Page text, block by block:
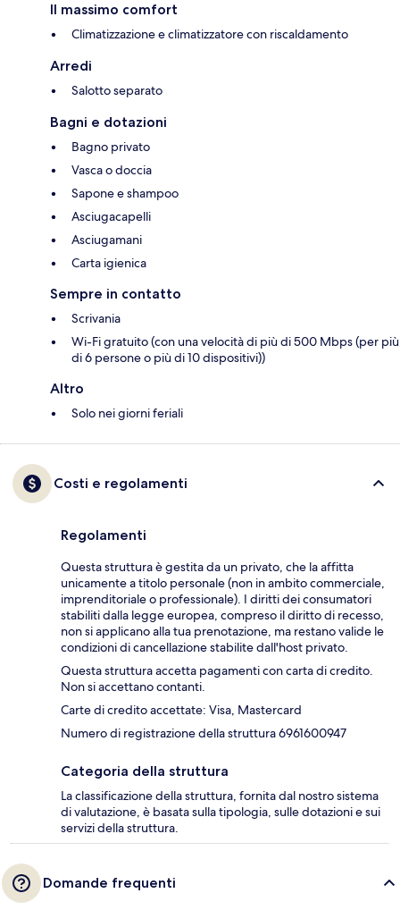
Il massimo comfort
Climatizzazione e climatizzatore con riscaldamento
Arredi
Salotto separato
Bagni e dotazioni
Bagno privato
Vasca o doccia
Sapone e shampoo
Asciugacapelli
Asciugamani
Carta igienica
Sempre in contatto
Scrivania
Wi-Fi gratuito (con una velocità di più di 500 Mbps (per più
di 6 persone o più di 10 dispositivi))
Altro
Solo nei giorni feriali
Costi e regolamenti
Regolamenti
Questa struttura è gestita da un privato, che la affitta
unicamente a titolo personale (non in ambito commerciale,
imprenditoriale o professionale). I diritti dei consumatori
stabiliti dalla legge europea, compreso il diritto di recesso,
non si applicano alla tua prenotazione, ma restano valide le
condizioni di cancellazione stabilite dall'host privato.
Questa struttura accetta pagamenti con carta di credito.
Non si accettano contanti.
Carte di credito accettate: Visa, Mastercard
Numero di registrazione della struttura 6961600947
Categoria della struttura
La classificazione della struttura, fornita dal nostro sistema
di valutazione, è basata sulla tipologia, sulle dotazioni e sui
servizi della struttura.
Domande frequenti